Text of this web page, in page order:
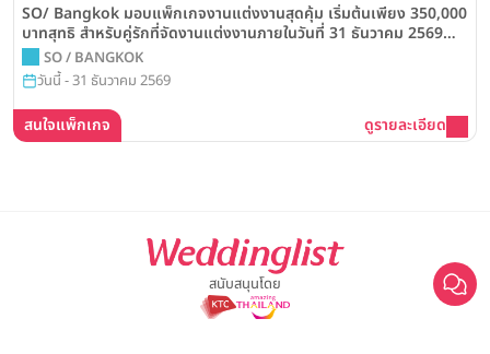
SO/ Bangkok มอบแพ็กเกจงานแต่งงานสุดคุ้ม เริ่มต้นเพียง 350,000
บาทสุทธิ สำหรับคู่รักที่จัดงานแต่งงานภายในวันที่ 31 ธันวาคม 2569
พร้อมสิทธิพิเศษมากมาย
SO / BANGKOK
วันนี้ - 31 ธันวาคม 2569
สนใจแพ็กเกจ ดูรายละเอียด
สนับสนุนโดย